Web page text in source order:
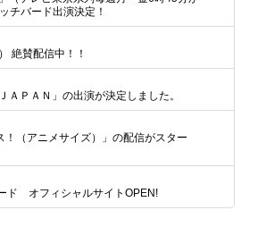
チバード出演決定！
絶賛配信中！！
ＰＡＮ」の出演が決定しました。
！（アニメサイズ）」の配信がスター
ド オフィシャルサイトOPEN!